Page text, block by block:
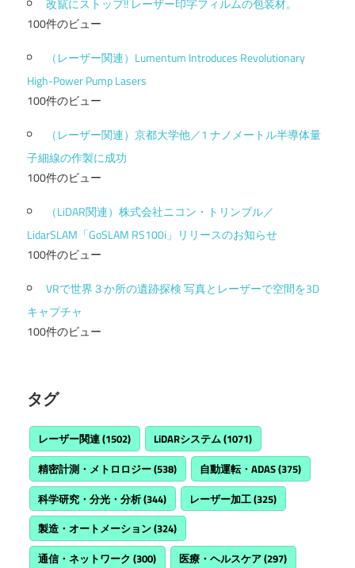
100件のビュー
（レーザー関連）Lumentum Introduces Revolutionary
High-Power Pump Lasers
100件のビュー
（レーザー関連）京都大学他／1 ナノメートル半導体量
子細線の作製に成功
100件のビュー
（LiDAR関連）株式会社ニコン・トリンブル／
LidarSLAM「GoSLAM RS100i」リリースのお知らせ
100件のビュー
VRで世界３か所の遺跡探検 写真とレーザーで空間を3D
キャプチャ
100件のビュー
タグ
レーザー関連(1502) LiDARシステム(1071)
精密計測・メトロロジー(538) 自動運転・ADAS(375)
科学研究・分光・分析(344) レーザー加工(325)
製造・オートメーション(324)
通信・ネットワーク (300) 医療・ヘルスケア(297)